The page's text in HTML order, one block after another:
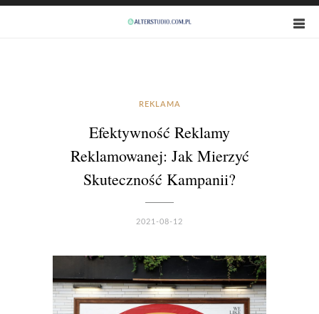
REKLAMA
Efektywność Reklamy
Reklamowanej: Jak Mierzyć
Skuteczność Kampanii?
2021-08-12